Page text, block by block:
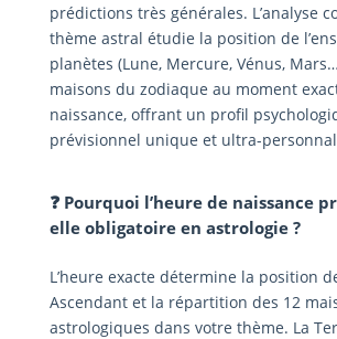
prédictions très générales. L’analyse
thème astral étudie la position de
planètes (Lune, Mercure, Vénus,
maisons du zodiaque au moment
naissance, offrant un profil
prévisionnel unique et ultra-
❓ Pourquoi l’heure de naissance
elle obligatoire en astrologie ?
L’heure exacte détermine la position
Ascendant et la répartition des 12
astrologiques dans votre thème. La